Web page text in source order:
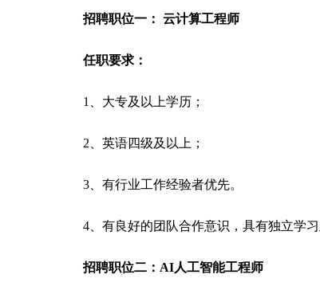
招聘职位一： 云计算工程师
任职要求：
1、大专及以上学历；
2、英语四级及以上；
3、有行业工作经验者优先。
4、有良好的团队合作意识，具有独立学习
招聘职位二：AI人工智能工程师